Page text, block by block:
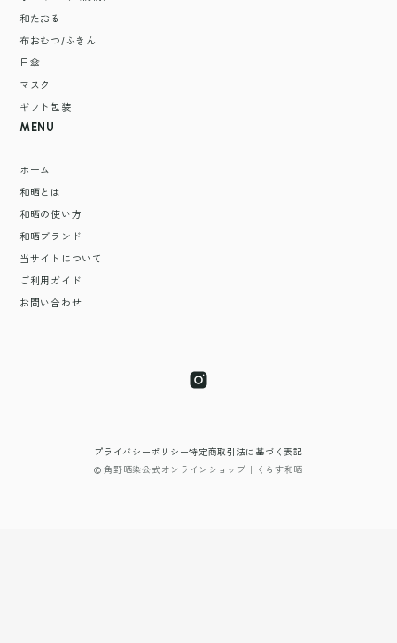
和たおる
布おむつ/ふきん
日傘
マスク
ギフト包装
MENU
ホーム
和晒とは
和晒の使い方
和晒ブランド
当サイトについて
ご利用ガイド
お問い合わせ
プライバシーポリシー特定商取引法に基づく表記
© 角野晒染公式オンラインショップ｜くらす和晒